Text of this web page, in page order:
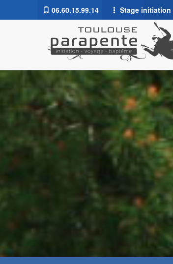
06.60.15.99.14 Stage initiation